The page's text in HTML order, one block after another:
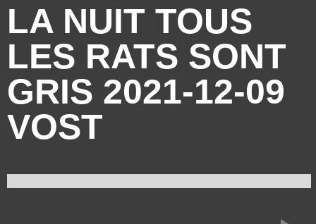
LA NUIT TOUS
LES RATS SONT
GRIS 2021-12-09
VOST